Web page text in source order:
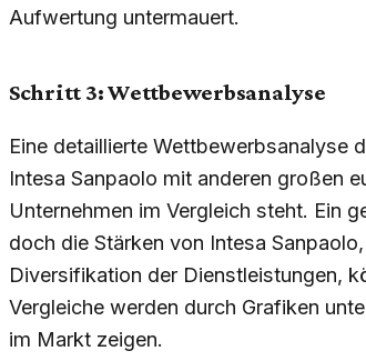
Aufwertung untermauert.
Schritt 3: Wettbewerbsanalyse
Eine detaillierte Wettbewerbsanalyse
Intesa Sanpaolo mit anderen großen
Unternehmen im Vergleich steht. Ein
doch die Stärken von Intesa
Diversifikation der Dienstleistungen,
Vergleiche werden durch Grafiken
im Markt zeigen.